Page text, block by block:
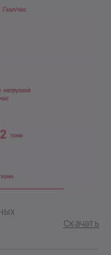
Скачать